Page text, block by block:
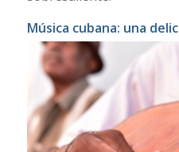
Música cubana: una